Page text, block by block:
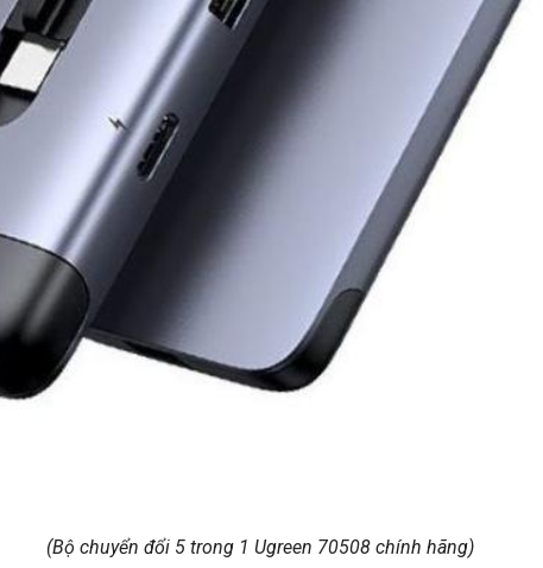
(Bộ chuyển đổi 5 trong 1 Ugreen 70508 chính hãng)